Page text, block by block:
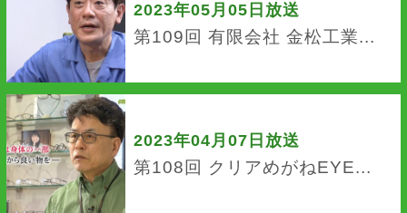
2023年05月05日放送
第109回 有限会社 金松工業...
2023年04月07日放送
第108回 クリアめがねEYE...